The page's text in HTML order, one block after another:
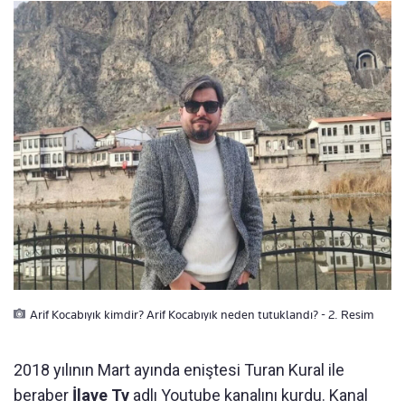
Arif Kocabıyık kimdir? Arif Kocabıyık neden tutuklandı? - 2. Resim
2018 yılının Mart ayında eniştesi Turan Kural ile
beraber İlave Tv adlı Youtube kanalını kurdu. Kanal